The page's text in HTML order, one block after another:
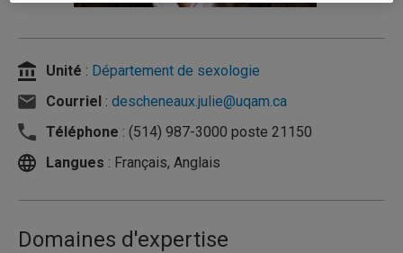
Unité : Département de sexologie
Courriel : descheneaux.julie@uqam.ca
Téléphone : (514) 987-3000 poste 21150
Langues : Français, Anglais
Domaines d'expertise